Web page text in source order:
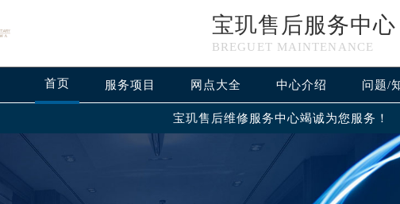
宝玑售后服务中心
BREGUET MAINTENANCE
首页 服务项目 网点大全 中心介绍 问题/
宝玑售后维修服务中心竭诚为您服务！